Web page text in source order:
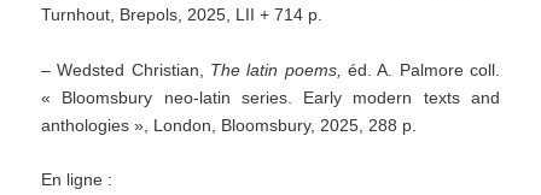
Turnhout, Brepols, 2025, LII + 714 p.
– Wedsted Christian, The latin poems, éd. A. Palmore coll.
« Bloomsbury neo-latin series. Early modern texts and
anthologies », London, Bloomsbury, 2025, 288 p.
En ligne :